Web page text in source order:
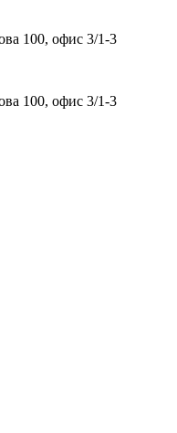
100, офис 3/1-3
100, офис 3/1-3